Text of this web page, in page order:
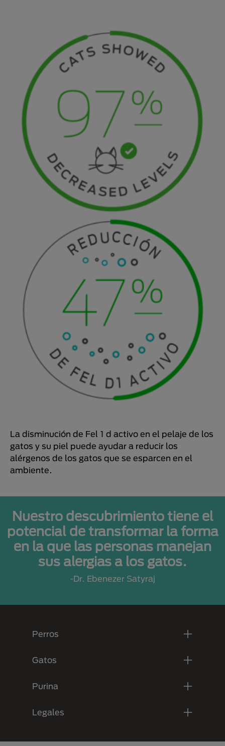
La disminución de Fel 1 d activo en el pelaje de los
gatos y su piel puede ayudar a reducir los
alérgenos de los gatos que se esparcen en el
ambiente.
Nuestro descubrimiento tiene el
potencial de transformar la forma
en la que las personas manejan
sus alergias a los gatos.
-Dr. Ebenezer Satyraj
Perros
Gatos
Purina
Legales